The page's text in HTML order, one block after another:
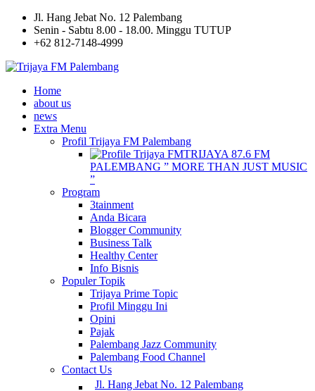
Jl. Hang Jebat No. 12 Palembang
Senin - Sabtu 8.00 - 18.00. Minggu TUTUP
+62 812-7148-4999
Home
about us
news
Extra Menu
Profil Trijaya FM Palembang
TRIJAYA 87.6 FM
PALEMBANG ” MORE THAN JUST MUSIC
”
Program
3tainment
Anda Bicara
Blogger Community
Business Talk
Healthy Center
Info Bisnis
Populer Topik
Trijaya Prime Topic
Profil Minggu Ini
Opini
Pajak
Palembang Jazz Community
Palembang Food Channel
Contact Us
Jl. Hang Jebat No. 12 Palembang